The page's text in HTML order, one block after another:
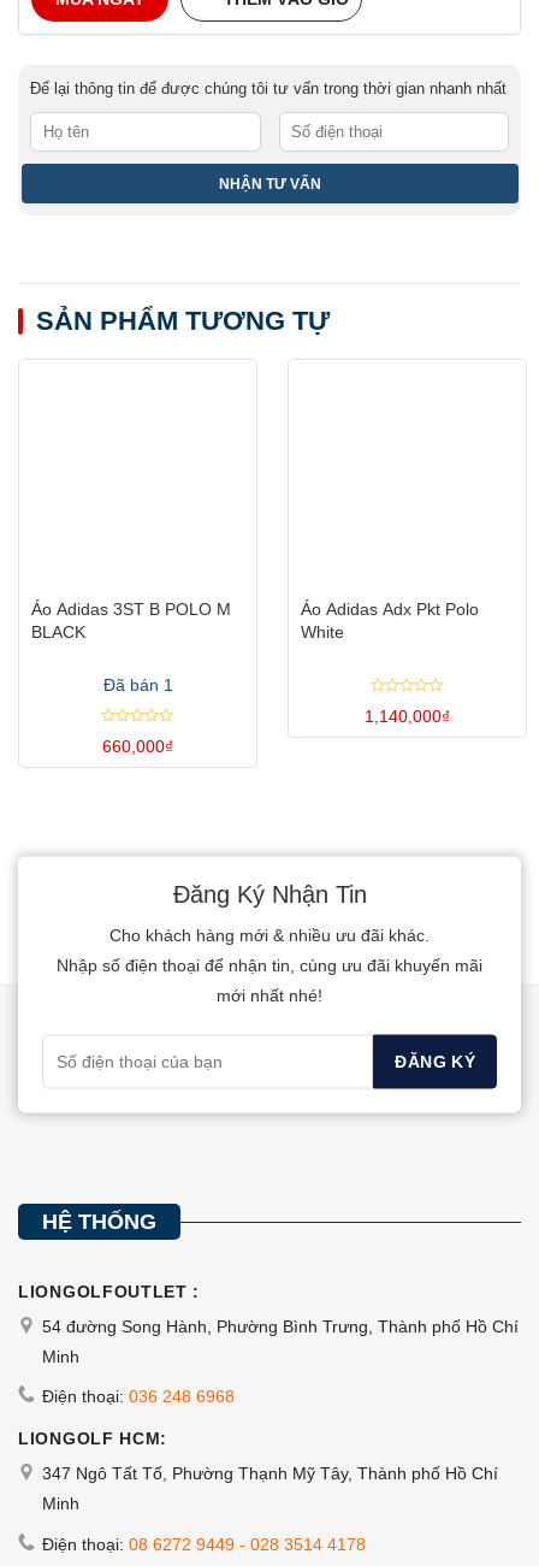
Để lại thông tin để được chúng tôi tư vấn trong thời gian nhanh nhất
SẢN PHẨM TƯƠNG TỰ
Áo Adidas 3ST B POLO M
BLACK
Đã bán 1
xếp
hạng
660,000₫
Sản
thể.
chọn
có
thể
trên
trang
phẩm
Áo Adidas Adx Pkt Polo
White
xếp
hạng
1,140,000₫
Sản
biến
thể.
Các
tùy
được
Đăng Ký Nhận Tin
Cho khách hàng mới & nhiều ưu đãi khác.
Nhập số điện thoại để nhận tin, cùng ưu đãi khuyến mãi
mới nhất nhé!
HỆ THỐNG
LIONGOLFOUTLET :
54 đường Song Hành, Phường Bình Trưng, Thành phố Hồ Chí
Minh
Điện thoại: 036 248 6968
LIONGOLF HCM:
347 Ngô Tất Tố, Phường Thạnh Mỹ Tây, Thành phố Hồ Chí
Minh
Điện thoại: 08 6272 9449 - 028 3514 4178